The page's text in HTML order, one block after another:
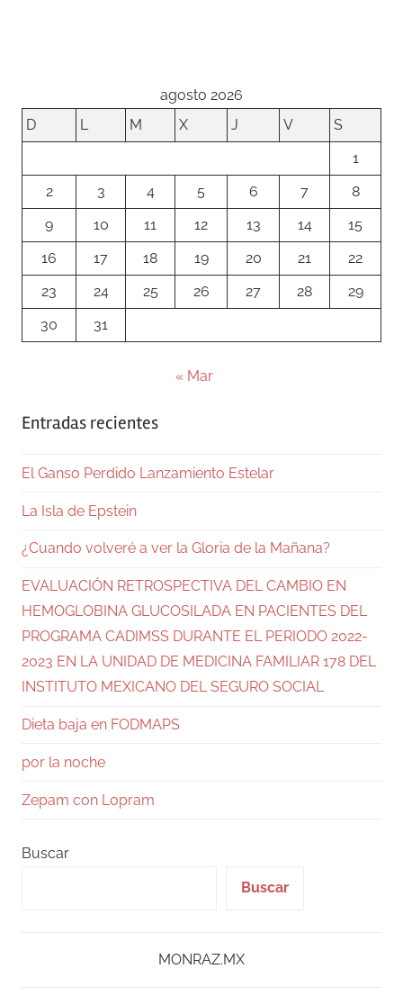
agosto 2026
D
L M X J V
S
1
2
3 4 5 6 7
8
9
10 11 12 13 14
15
16
17 18 19 20 21
22
23
24 25 26 27 28
29
30
31
« Mar
Entradas recientes
El Ganso Perdido Lanzamiento Estelar
La Isla de Epstein
¿Cuando volveré a ver la Gloria de la Mañana?
EVALUACIÓN RETROSPECTIVA DEL CAMBIO EN
HEMOGLOBINA GLUCOSILADA EN PACIENTES DEL
PROGRAMA CADIMSS DURANTE EL PERIODO 2022-
2023 EN LA UNIDAD DE MEDICINA FAMILIAR 178 DEL
INSTITUTO MEXICANO DEL SEGURO SOCIAL
Dieta baja en FODMAPS
por la noche
Zepam con Lopram
Buscar
Buscar
MONRAZ.MX